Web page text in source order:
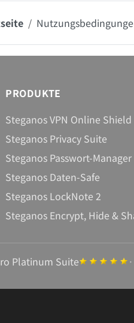
PRODUKTE
Steganos VPN Online Shield
Steganos Privacy Suite
Steganos Passwort-Manager
Steganos Daten-Safe
Steganos LockNote 2
Steganos Encrypt, Hide &
Platinum Suite ·